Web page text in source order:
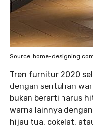
Source: home-designing.com
Tren furnitur 2020
dengan sentuhan
bukan berarti harus
warna lainnya dengan
hijau tua, cokelat,